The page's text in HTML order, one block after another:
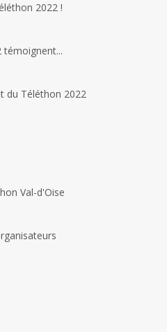
2022 !
témoignent...
du Téléthon 2022
Val-d'Oise